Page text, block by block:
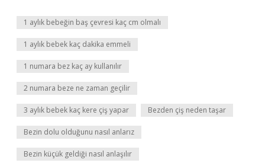
1 aylık bebeğin baş çevresi kaç cm olmalı
1 aylık bebek kaç dakika emmeli
1 numara bez kaç ay kullanılır
2 numara beze ne zaman geçilir
3 aylık bebek kaç kere çiş yapar Bezden çiş neden taşar
Bezin dolu olduğunu nasıl anlarız
Bezin küçük geldiği nasıl anlaşılır